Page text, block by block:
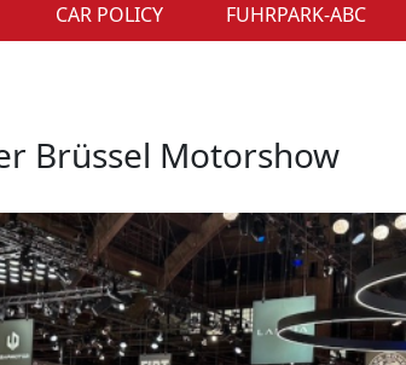
CAR POLICY FUHRPARK-ABC
Brüssel Motorshow